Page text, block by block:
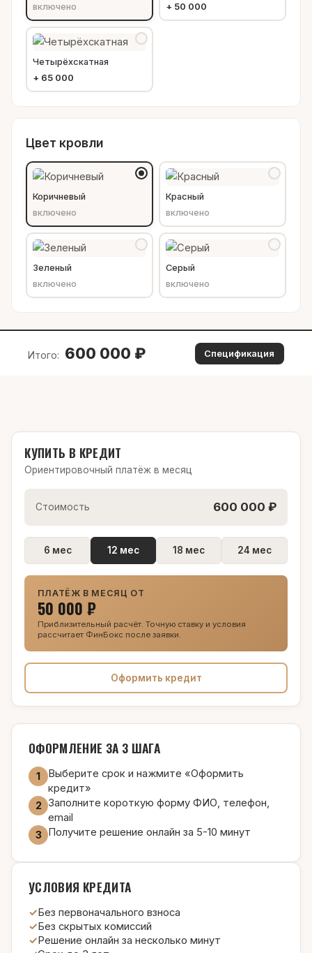
включено
+ 50 000
Четырёхскатная
+ 65 000
Цвет кровли
Коричневый
включено
Красный
включено
Зеленый
включено
Серый
включено
Итого: 600 000 ₽ Спецификация
КУПИТЬ В КРЕДИТ
Ориентировочный платёж в месяц
Стоимость 600 000 ₽
6 мес 12 мес 18 мес 24 мес
ПЛАТЁЖ В МЕСЯЦ ОТ
50 000 ₽
Приблизительный расчёт. Точную ставку и условия
рассчитает ФинБокс после заявки.
Оформить кредит
ОФОРМЛЕНИЕ ЗА 3 ШАГА
1
Выберите срок и нажмите «Оформить
кредит»
2
Заполните короткую форму ФИО, телефон,
email
3 Получите решение онлайн за 5-10 минут
УСЛОВИЯ КРЕДИТА
Без первоначального взноса
Без скрытых комиссий
Решение онлайн за несколько минут